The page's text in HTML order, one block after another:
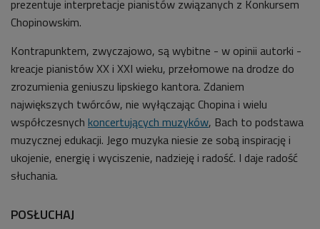
prezentuje interpretacje pianistów związanych z Konkursem
Chopinowskim.
Kontrapunktem, zwyczajowo, są wybitne - w opinii autorki -
kreacje pianistów XX i XXI wieku, przełomowe na drodze do
zrozumienia geniuszu lipskiego kantora. Zdaniem
największych twórców, nie wyłączając Chopina i wielu
współczesnych koncertujących muzyków, Bach to podstawa
muzycznej edukacji. Jego muzyka niesie ze sobą inspirację i
ukojenie, energię i wyciszenie, nadzieję i radość. I daje radość
słuchania.
POSŁUCHAJ